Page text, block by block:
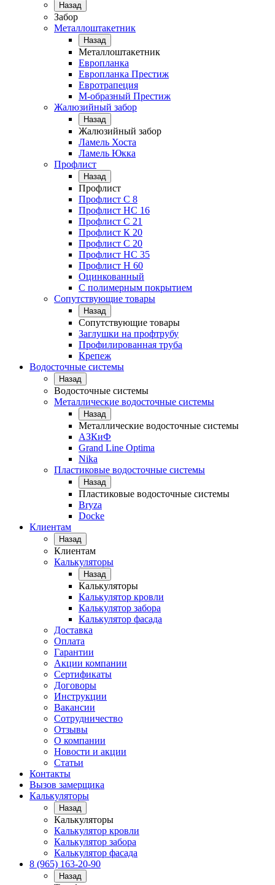
Назад
Забор
Металлоштакетник
Назад
Металлоштакетник
Европланка
Европланка Престиж
Евротрапеция
М-образный Престиж
Жалюзийный забор
Назад
Жалюзийный забор
Ламель Хоста
Ламель Юкка
Профлист
Назад
Профлист
Профлист С 8
Профлист НС 16
Профлист C 21
Профлист К 20
Профлист С 20
Профлист НС 35
Профлист Н 60
Оцинкованный
С полимерным покрытием
Сопутствующие товары
Назад
Сопутствующие товары
Заглушки на профтрубу
Профилированная труба
Крепеж
Водосточные системы
Назад
Водосточные системы
Металлические водосточные системы
Назад
Металлические водосточные системы
АЗКиФ
Grand Line Optima
Nika
Пластиковые водосточные системы
Назад
Пластиковые водосточные системы
Bryza
Docke
Клиентам
Назад
Клиентам
Калькуляторы
Назад
Калькуляторы
Калькулятор кровли
Калькулятор забора
Калькулятор фасада
Доставка
Оплата
Гарантии
Акции компании
Сертификаты
Договоры
Инструкции
Вакансии
Сотрудничество
Отзывы
О компании
Новости и акции
Статьи
Контакты
Вызов замерщика
Калькуляторы
Назад
Калькуляторы
Калькулятор кровли
Калькулятор забора
Калькулятор фасада
8 (965) 163-20-90
Назад